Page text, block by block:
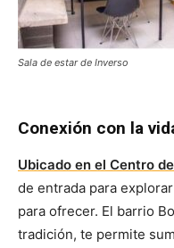
Sala de estar de Inverso
Conexión con la
Ubicado en el Centro
de entrada para
para ofrecer. El barrio
tradición, te permite